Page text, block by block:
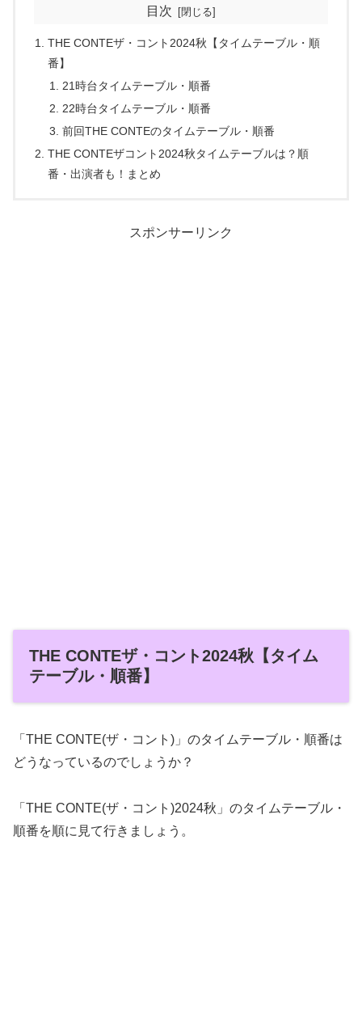
目次
THE CONTEザ・コント2024秋【タイムテーブル・順
番】
21時台タイムテーブル・順番
22時台タイムテーブル・順番
前回THE CONTEのタイムテーブル・順番
THE CONTEザコント2024秋タイムテーブルは？順
番・出演者も！まとめ
スポンサーリンク
THE CONTEザ・コント2024秋【タイム
テーブル・順番】
「THE CONTE(ザ・コント)」のタイムテーブル・順番は
どうなっているのでしょうか？
「THE CONTE(ザ・コント)2024秋」のタイムテーブル・
順番を順に見て行きましょう。